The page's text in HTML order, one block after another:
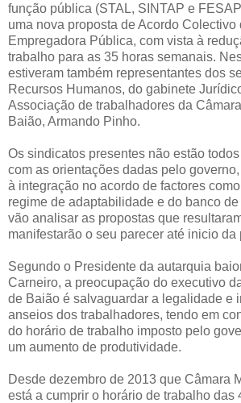
função pública (STAL, SINTAP e
uma nova proposta de Acordo Colectivo
Empregadora Pública, com vista à
trabalho para as 35 horas semanais.
estiveram também representantes dos
Recursos Humanos, do gabinete
Associação de trabalhadores da
Baião, Armando Pinho.
Os sindicatos presentes não estão
com as orientações dadas pelo
à integração no acordo de factores
regime de adaptabilidade e do banco
vão analisar as propostas que
manifestarão o seu parecer até inicio da
Segundo o Presidente da autarquia
Carneiro, a preocupação do executivo
de Baião é salvaguardar a legalidade e
anseios dos trabalhadores, tendo em
do horário de trabalho imposto pelo
um aumento de produtividade.
Desde dezembro de 2013 que Câmara
está a cumprir o horário de trabalho das